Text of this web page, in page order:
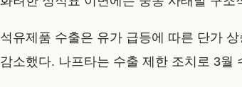
석유제품 수출은 유가 급등에 따른 단가
감소했다. 나프타는 수출 제한 조치로 3월